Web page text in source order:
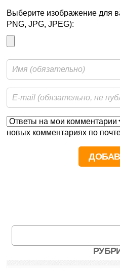
Выберите изображение для
PNG, JPG, JPEG):
новых комментариях по